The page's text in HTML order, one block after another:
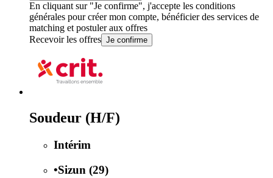
En cliquant sur "Je confirme", j'accepte les conditions
générales pour créer mon compte, bénéficier des services de
matching et postuler aux offres
Recevoir les offres Je confirme
Soudeur (H/F)
Intérim
•Sizun (29)